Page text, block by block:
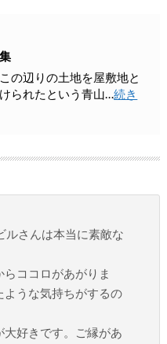
の辺りの土地を屋敷地と
られたという青山…続き
ルさんは本当に素敵な
ココロがあがりま
ような気持ちがするの
好きです。ご縁があ